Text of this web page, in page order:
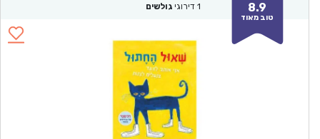
8.9
טוב מאוד
1 דירוגי גולשים